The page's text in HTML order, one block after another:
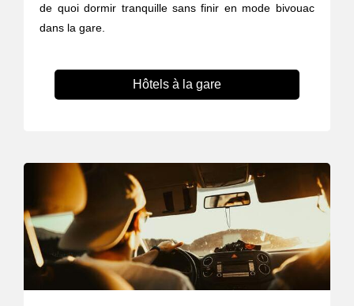
de quoi dormir tranquille sans finir en mode bivouac
dans la gare.
Hôtels à la gare